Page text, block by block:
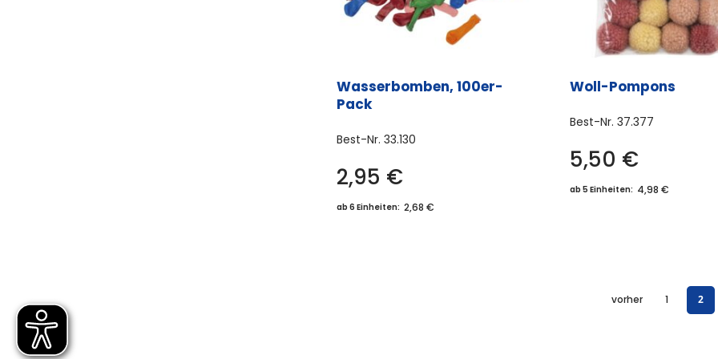
Wasserbomben, 100er-
Pack
Best-Nr.33.130
2,95 €
ab 6 Einheiten: 2,68 €
Woll-Pompons
Best-Nr. 37.377
5,50 €
ab 5 Einheiten: 4,98 €
Die
vorher 1 2